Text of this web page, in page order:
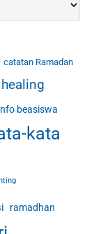
catatan Ramadan
healing
beasiswa
kata
ramadhan